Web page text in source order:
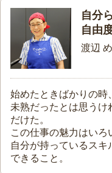
自分
自由
渡辺
始めたときばかりの時
未熟だったとは思うけ
だけた。
この仕事の魅力はいろ
自分が持っているス
できること。